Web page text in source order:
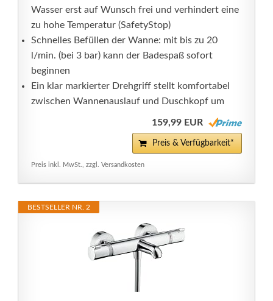
Wasser erst auf Wunsch frei und verhindert eine
zu hohe Temperatur (SafetyStop)
Schnelles Befüllen der Wanne: mit bis zu 20
l/min. (bei 3 bar) kann der Badespaß sofort
beginnen
Ein klar markierter Drehgriff stellt komfortabel
zwischen Wannenauslauf und Duschkopf um
159,99 EUR
Preis & Verfügbarkeit*
Preis inkl. MwSt., zzgl. Versandkosten
BESTSELLER NR. 2